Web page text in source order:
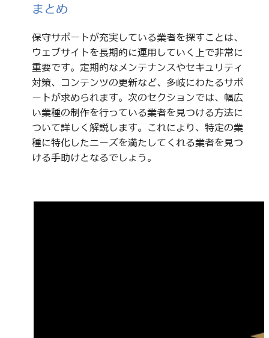
まとめ
保守サポートが充実している業者を探すことは、
ウェブサイトを長期的に運用していく上で非常に
重要です。定期的なメンテナンスやセキュリティ
対策、コンテンツの更新など、多岐にわたるサポ
ートが求められます。次のセクションでは、幅広
い業種の制作を行っている業者を見つける方法に
ついて詳しく解説します。これにより、特定の業
種に特化したニーズを満たしてくれる業者を見つ
ける手助けとなるでしょう。